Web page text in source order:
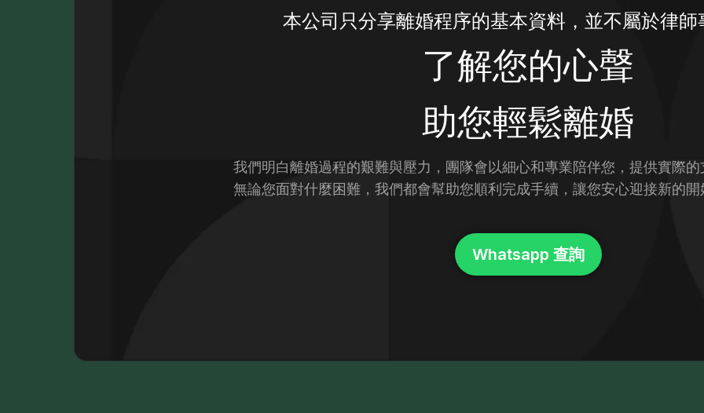
本公司只分享離婚程序的基本資料，並不屬於律師
了解您的心聲
助您輕鬆離婚
我們明白離婚過程的艱難與壓力，團隊會以細心和專業陪伴您，提供實際
無論您面對什麼困難，我們都會幫助您順利完成手續，讓您安心迎接新的開
Whatsapp 查詢